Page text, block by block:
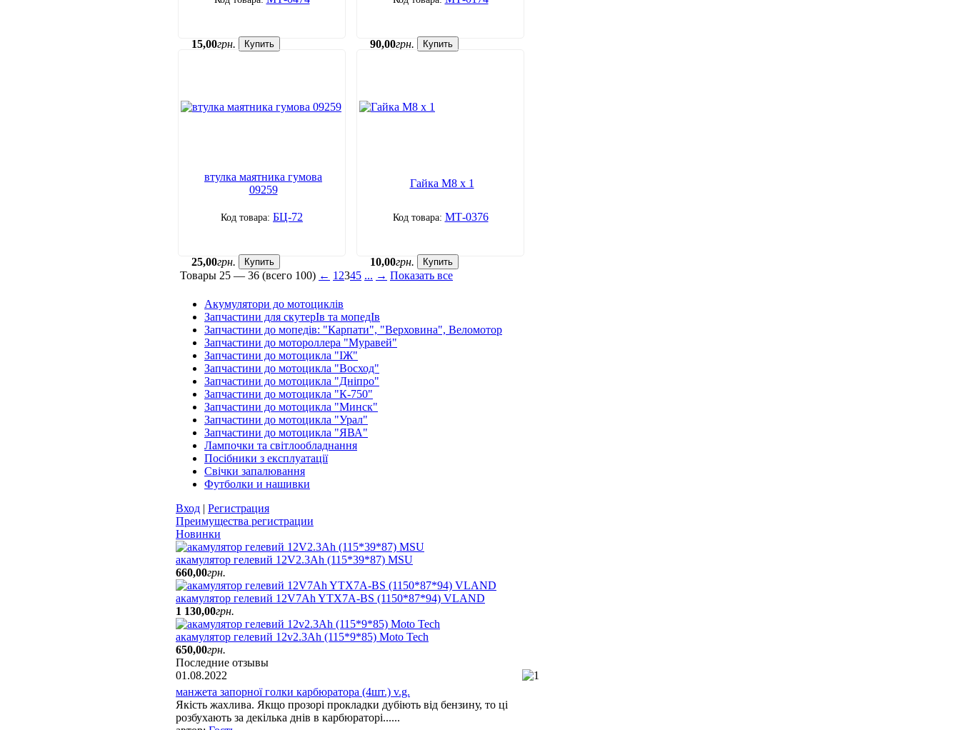
15,00грн. Купить 90,00грн. Купить
втулка маятника гумова
09259
БЦ-72
25,00грн. Купить
Гайка М8 х 1
МТ-0376
10,00грн. Купить
Товары 25 — 36 (всего 100) ← 1 2345 ... → Показать все
Акумулятори до мотоциклів
Запчастини для скутерІв та мопедІв
Запчастини до мопедів: "Карпати", "Верховина", Веломотор
Запчастини до мотороллера "Муравей"
Запчастини до мотоцикла "ІЖ"
Запчастини до мотоцикла "Восход"
Запчастини до мотоцикла "Дніпро"
Запчастини до мотоцикла "К-750"
Запчастини до мотоцикла "Минск"
Запчастини до мотоцикла "Урал"
Запчастини до мотоцикла "ЯВА"
Лампочки та світлообладнання
Посібники з експлуатації
Свічки запалювання
Футболки и нашивки
Вход | Регистрация
Преимущества регистрации
Новинки
акамулятор гелевий 12V2.3Ah (115*39*87) MSU
660,00грн.
акамулятор гелевий 12V7Ah YTX7A-BS (1150*87*94) VLAND
1 130,00грн.
акамулятор гелевий 12v2.3Ah (115*9*85) Moto Tech
650,00грн.
Последние отзывы
01.08.2022
манжета запорної голки карбюратора (4шт.) v.g.
Якість жахлива. Якщо прозорі прокладки дубіють від бензину, то ці
розбухають за декілька днів в карбюраторі......